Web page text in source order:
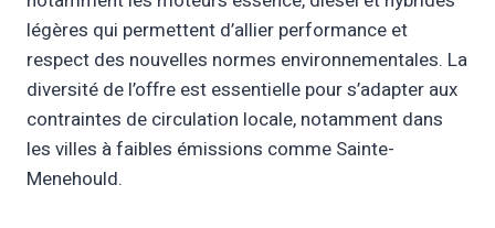
légères qui permettent d’allier performance et
respect des nouvelles normes environnementales. La
diversité de l’offre est essentielle pour s’adapter aux
contraintes de circulation locale, notamment dans
les villes à faibles émissions comme Sainte-
Menehould.